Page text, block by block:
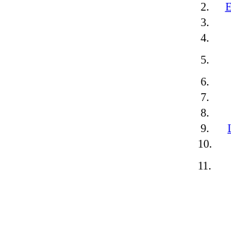
2.
3.
4.
5.
6.
7.
8.
9.
10.
11.